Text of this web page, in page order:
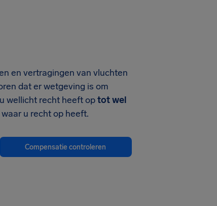
en vertragingen van vluchten
dat er wetgeving is om
wellicht recht heeft optot wel
u recht op heeft.
Compensatie controleren